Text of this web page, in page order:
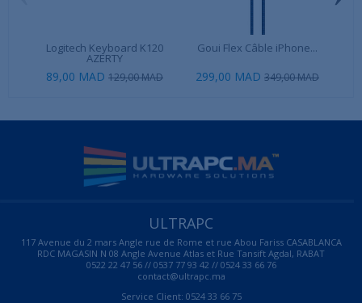
Logitech Keyboard K120
AZERTY
89,00 MAD 129,00 MAD
Goui Flex Câble iPhone...
299,00 MAD 349,00 MAD
ULTRAPC
117 Avenue du 2 mars Angle rue de Rome et rue Abou Fariss CASABLANCA
RDC MAGASIN N 08 Angle Avenue Atlas et Rue Tansift Agdal, RABAT
0522 22 47 56 // 0537 77 93 42 // 0524 33 66 76
contact@ultrapc.ma
Service Client: 0524 33 66 75